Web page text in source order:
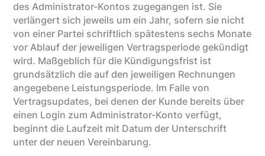
des Administrator-Kontos zugegangen ist. Sie
verlängert sich jeweils um ein Jahr, sofern sie nicht
von einer Partei schriftlich spätestens sechs Monate
vor Ablauf der jeweiligen Vertragsperiode gekündigt
wird. Maßgeblich für die Kündigungsfrist ist
grundsätzlich die auf den jeweiligen Rechnungen
angegebene Leistungsperiode. Im Falle von
Vertragsupdates, bei denen der Kunde bereits über
einen Login zum Administrator-Konto verfügt,
beginnt die Laufzeit mit Datum der Unterschrift
unter der neuen Vereinbarung.